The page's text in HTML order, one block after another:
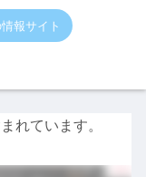
報サイト
れています。